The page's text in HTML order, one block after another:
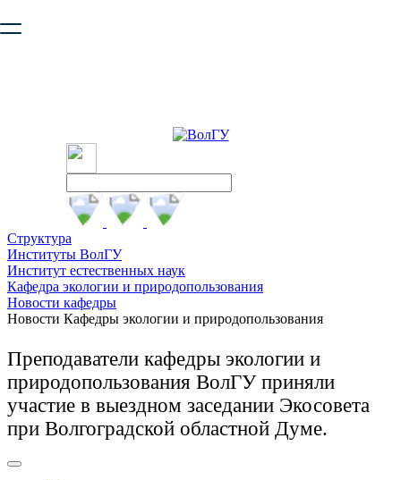
безопасную работу с сайтом. Пожалуйста
Структура
Институты ВолГУ
Институт естественных наук
Кафедра экологии и природопользования
Новости кафедры
Новости Кафедры экологии и природопользования
Преподаватели кафедры экологии и
природопользования ВолГУ приняли
участие в выездном заседании Экосовета
при Волгоградской областной Думе.